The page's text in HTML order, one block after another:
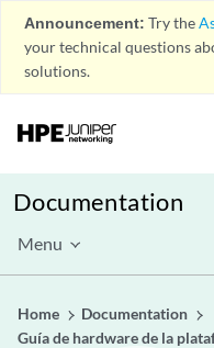
Announcement: Try the
your technical questions
solutions.
Documentation
Menu
Home
Documentation
Guía de hardware de la